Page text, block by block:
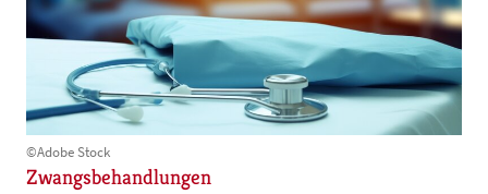
©Adobe Stock
Zwangsbehandlungen